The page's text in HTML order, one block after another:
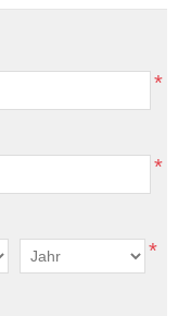
*
*
*